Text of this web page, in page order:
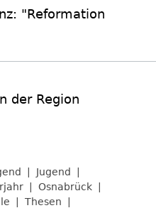
"Reformation
der Region
Jugend
Osnabrück
Thesen